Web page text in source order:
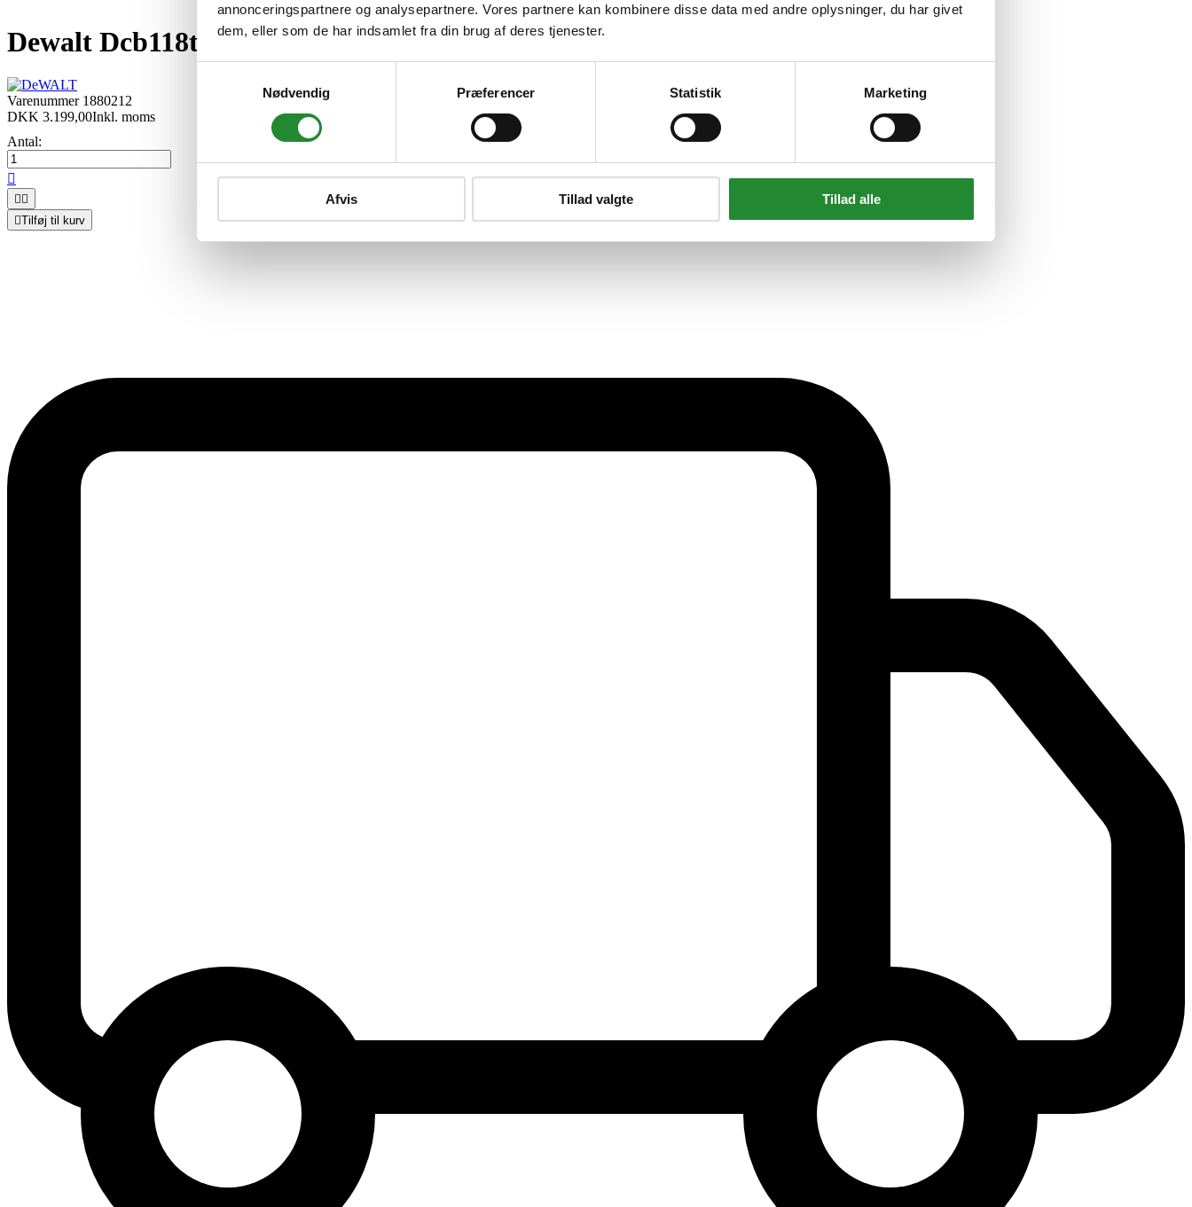
annonceringspartnere og analysepartnere. Vores partnere kan kombinere disse data med andre oplysninger, du har givet
dem, eller som de har indsamlet fra din brug af deres tjenester.
Nødvendig
Præferencer Statistik Marketing
Afvis Tillad valgte Tillad alle
Dewalt Dcb118t2 54v Flexvolt Oplader Xr 2xbatt
Varenummer 1880212
DKK 3.199,00Inkl. moms
Antal:

 
Tilføj til kurv